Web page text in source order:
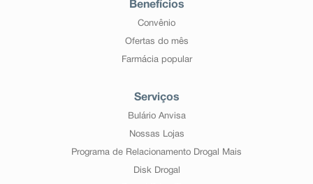
Benefícios
Convênio
Ofertas do mês
Farmácia popular
Serviços
Bulário Anvisa
Nossas Lojas
Programa de Relacionamento Drogal Mais
Disk Drogal